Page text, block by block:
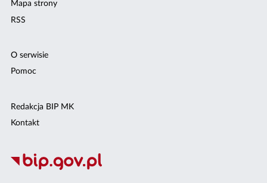
Mapa strony
RSS
O serwisie
Pomoc
Redakcja BIP MK
Kontakt